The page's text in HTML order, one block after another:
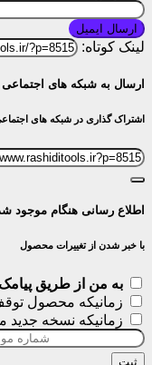
ارسال ایمیل
لینک کوتاه:
ارسال به شبکه های اجتماعی
اشتراک گذاری در شبکه های
اطلاع رسانی هنگام موجود
با خبر شدن از تغییرات محصول
به من از طریق
زمانیکه محصول
زمانیکه نسخه
ثبت